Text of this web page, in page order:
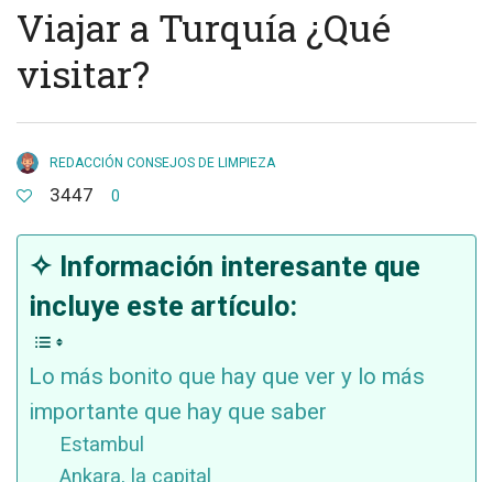
Viajar a Turquía ¿Qué
visitar?
REDACCIÓN CONSEJOS DE LIMPIEZA
3447 0
✧ Información interesante que
incluye este artículo:
Lo más bonito que hay que ver y lo más
importante que hay que saber
Estambul
Ankara, la capital